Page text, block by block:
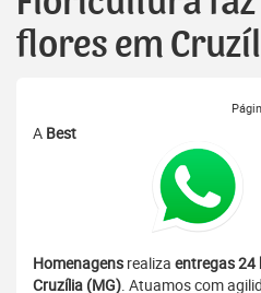
flores em
A Best
Homenagens realiza entregas 24
Cruzília (MG). Atuamos com